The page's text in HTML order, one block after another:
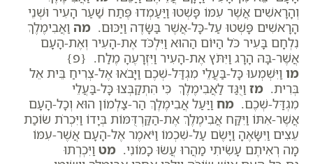
וְהָרָאשִׁים אֲשֶׁר עִמּוֹ פָּשְׁטוּ וַיַּעַמְדוּ פֶּתַח שַׁעַר הָעִיר וּשְׁנֵי
הָרָאשִׁים פָּשְׁטוּ עַל-כָּל-אֲשֶׁר בַּשָּׂדֶה וַיַּכּוּם. מה וַאֲבִימֶלֶךְ
נִלְחָם בָּעִיר כֹּל הַיּוֹם הַהוּא וַיִּלְכֹּד אֶת-הָעִיר וְאֶת-הָעָם
אֲשֶׁר-בָּהּ הָרָג וַיִּתֹּץ אֶת-הָעִיר וַיִּזְרָעֶהָ מֶלַח. {פ}
מו וַיִּשְׁמְעוּ כָּל-בַּעֲלֵי מִגְדַּל-שְׁכֶם וַיָּבֹאוּ אֶל-צְרִיחַ בֵּית אֵל
בְּרִית. מז וַיֻּגַּד לַאֲבִימֶלֶךְ כִּי הִתְקַבְּצוּ כָּל-בַּעֲלֵי
מִגְדַּל-שְׁכֶם. מח וַיַּעַל אֲבִימֶלֶךְ הַר-צַלְמוֹן הוּא וְכָל-הָעָם
אֲשֶׁר-אִתּוֹ וַיִּקַּח אֲבִימֶלֶךְ אֶת-הַקַּרְדֻּמּוֹת בְּיָדוֹ וַיִּכְרֹת שׂוֹכַת
עֵצִים וַיִּשָּׂאֶהָ וַיָּשֶׂם עַל-שִׁכְמוֹ וַיֹּאמֶר אֶל-הָעָם אֲשֶׁר-עִמּוֹ
מָה רְאִיתֶם עָשִׂיתִי מַהֲרוּ עֲשׂוּ כָמוֹנִי. מט וַיִּכְרְתוּ